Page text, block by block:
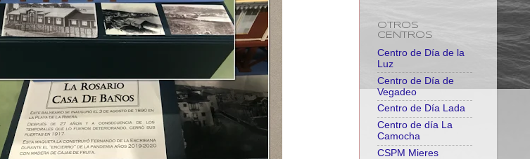
OTROS
CENTROS
Centro de Día de la
Luz
Centro de Día de
Vegadeo
Centro de Día Lada
Centro de día La
Camocha
CSPM Mieres